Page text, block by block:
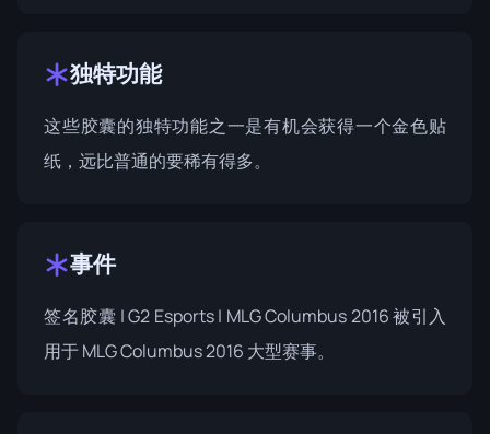
独特功能
这些胶囊的独特功能之一是有机会获得一个金色贴
纸，远比普通的要稀有得多。
事件
签名胶囊 | G2 Esports | MLG Columbus 2016 被引入
用于MLG Columbus 2016 大型赛事。